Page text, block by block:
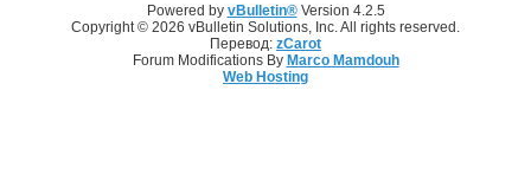
Powered by vBulletin®Version 4.2.5
Copyright © 2026 vBulletin Solutions, Inc. All rights reserved.
Перевод: zCarot
Forum Modifications By Marco Mamdouh
Web Hosting